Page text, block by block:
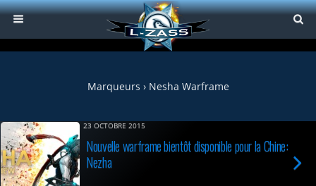
Marqueurs › Nesha Warframe
23 OCTOBRE 2015
Nouvelle warframe bientôt disponible pour la Chine:
Nezha